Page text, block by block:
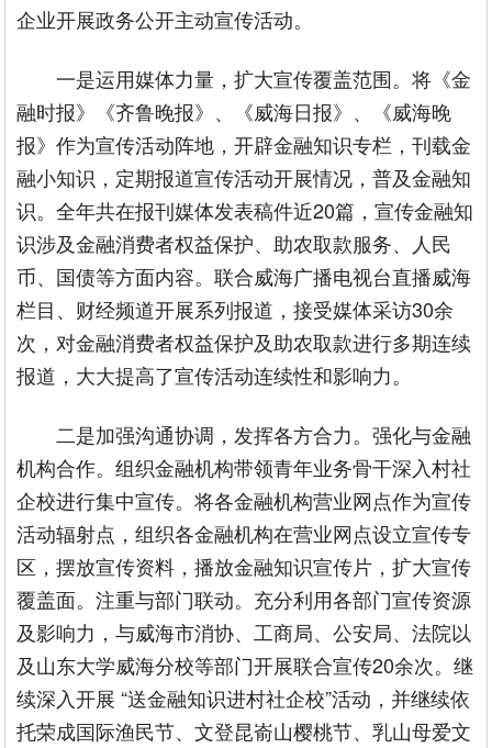
企业开展政务公开主动宣传活动。
一是运用媒体力量，扩大宣传覆盖范围。将《金
融时报》《齐鲁晚报》、《威海日报》、《威海晚
报》作为宣传活动阵地，开辟金融知识专栏，刊载金
融小知识，定期报道宣传活动开展情况，普及金融知
识。全年共在报刊媒体发表稿件近20篇，宣传金融知
识涉及金融消费者权益保护、助农取款服务、人民
币、国债等方面内容。联合威海广播电视台直播威海
栏目、财经频道开展系列报道，接受媒体采访30余
次，对金融消费者权益保护及助农取款进行多期连续
报道，大大提高了宣传活动连续性和影响力。
二是加强沟通协调，发挥各方合力。强化与金融
机构合作。组织金融机构带领青年业务骨干深入村社
企校进行集中宣传。将各金融机构营业网点作为宣传
活动辐射点，组织各金融机构在营业网点设立宣传专
区，摆放宣传资料，播放金融知识宣传片，扩大宣传
覆盖面。注重与部门联动。充分利用各部门宣传资源
及影响力，与威海市消协、工商局、公安局、法院以
及山东大学威海分校等部门开展联合宣传20余次。继
续深入开展 “送金融知识进村社企校”活动，并继续依
托荣成国际渔民节、文登昆嵛山樱桃节、乳山母爱文